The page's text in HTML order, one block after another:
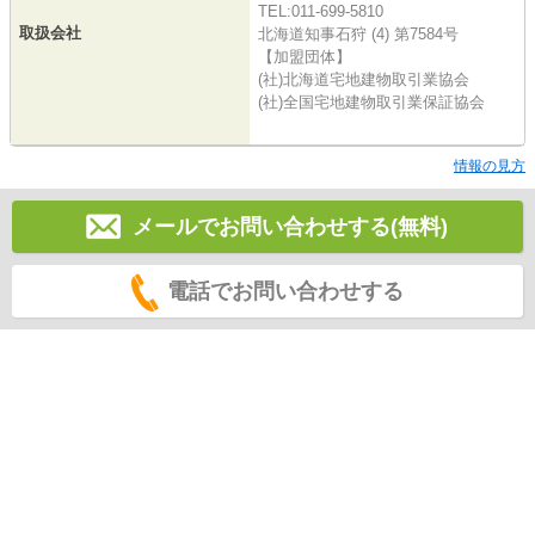
取扱会社
TEL:011-699-5810
北海道知事石狩 (4) 第7584号
【加盟団体】
(社)北海道宅地建物取引業協会
(社)全国宅地建物取引業保証協会
情報の見方
メールでお問い合わせする(無料)
電話でお問い合わせする